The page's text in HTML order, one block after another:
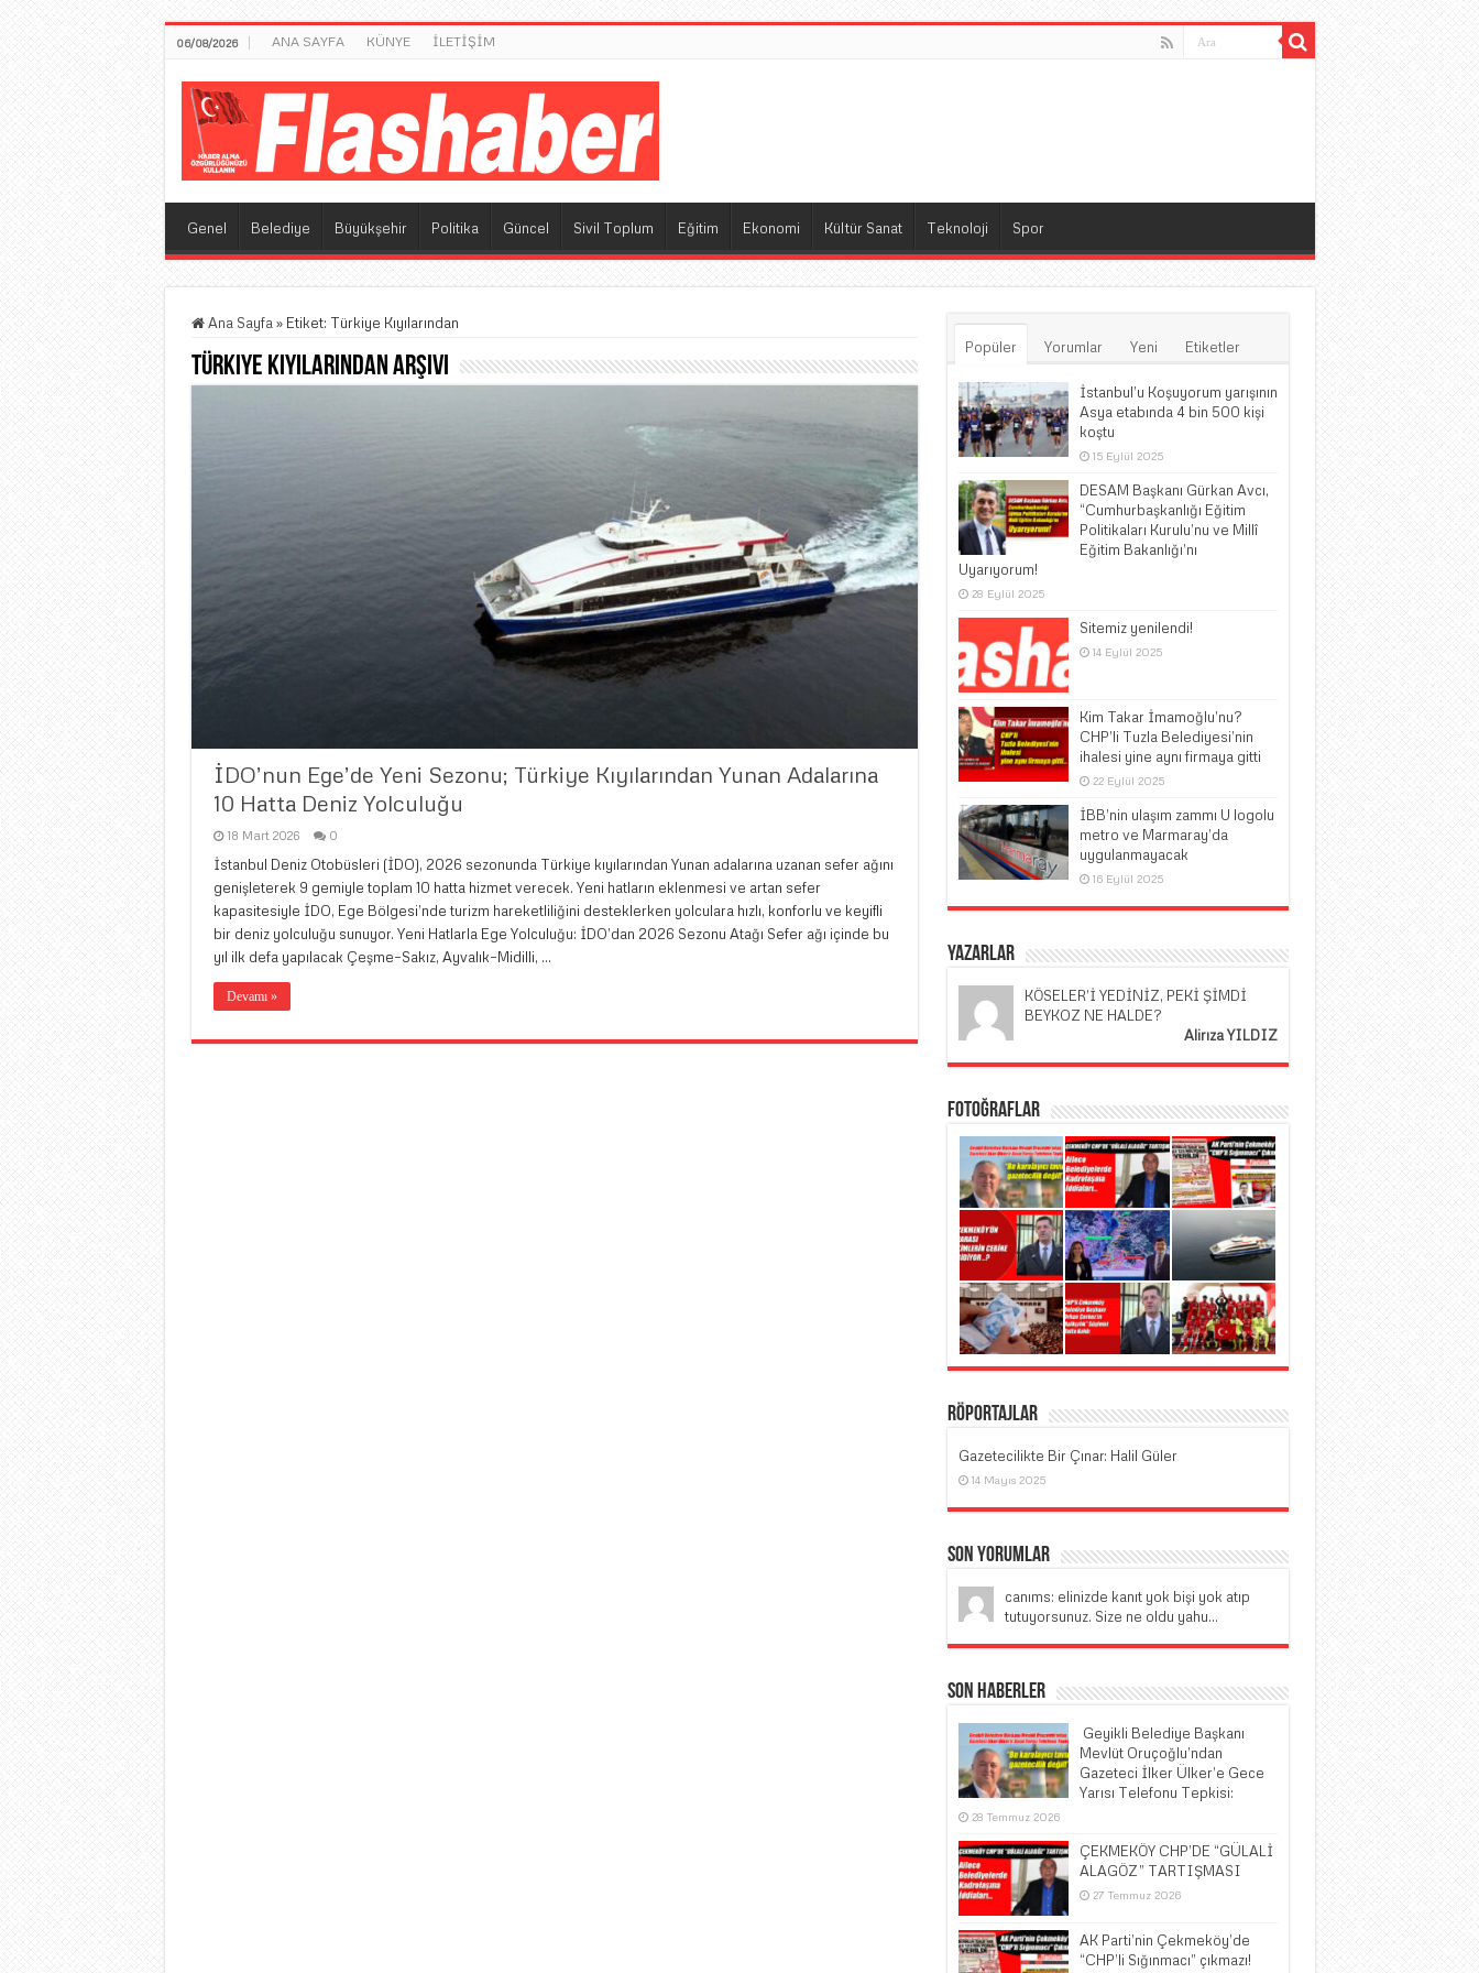
06/08/2026 ANA SAYFA KÜNYE İLETİŞİM
Genel Belediye Büyükşehir Politika Güncel Sivil Toplum Eğitim Ekonomi Kültür Sanat Teknoloji Spor
Ana Sayfa » Etiket: Türkiye Kıyılarından
Türkiye KıyılarındanArşivi
İDO’nun Ege’de Yeni Sezonu; Türkiye Kıyılarından Yunan Adalarına
10 Hatta Deniz Yolculuğu
18 Mart 2026 0
İstanbul Deniz Otobüsleri (İDO), 2026 sezonunda Türkiye kıyılarından Yunan adalarına uzanan sefer ağını
genişleterek 9 gemiyle toplam 10 hatta hizmet verecek. Yeni hatların eklenmesi ve artan sefer
kapasitesiyle İDO, Ege Bölgesi’nde turizm hareketliliğini desteklerken yolculara hızlı, konforlu ve keyifli
bir deniz yolculuğu sunuyor. Yeni Hatlarla Ege Yolculuğu: İDO’dan 2026 Sezonu Atağı Sefer ağı içinde bu
yıl ilk defa yapılacak Çeşme–Sakız, Ayvalık–Midilli, …
Devamı »
Popüler Yorumlar Yeni Etiketler
İstanbul’u Koşuyorum yarışının
Asya etabında 4 bin 500 kişi
koştu
15 Eylül 2025
DESAM Başkanı Gürkan Avcı,
“Cumhurbaşkanlığı Eğitim
Politikaları Kurulu’nu ve Millî
Eğitim Bakanlığı’nı
Uyarıyorum!
28 Eylül 2025
Sitemiz yenilendi!
14 Eylül 2025
Kim Takar İmamoğlu’nu?
CHP’li Tuzla Belediyesi’nin
ihalesi yine aynı firmaya gitti
22 Eylül 2025
İBB’nin ulaşım zammı U logolu
metro ve Marmaray’da
uygulanmayacak
16 Eylül 2025
Yazarlar
KÖSELER’İ YEDİNİZ, PEKİ ŞİMDİ
BEYKOZ NE HALDE?
Alirıza YILDIZ
Fotoğraflar
Röportajlar
Gazetecilikte Bir Çınar: Halil Güler
14 Mayıs 2025
Son Yorumlar
canıms: elinizde kanıt yok bişi yok atıp
tutuyorsunuz. Size ne oldu yahu...
Son Haberler
​ Geyikli Belediye Başkanı
Mevlüt Oruçoğlu’ndan
Gazeteci İlker Ülker’e Gece
Yarısı Telefonu Tepkisi:
28 Temmuz 2026
ÇEKMEKÖY CHP’DE “GÜLALİ
ALAGÖZ” TARTIŞMASI
27 Temmuz 2026
AK Parti’nin Çekmeköy’de
“CHP’li Sığınmacı” çıkmazı!